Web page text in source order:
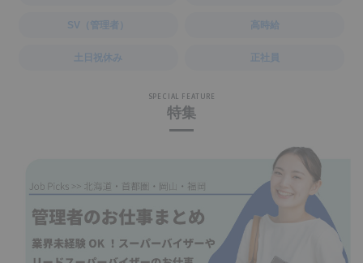
SV（管理者） 高時給
土日祝休み 正社員
SPECIAL FEATURE
特集